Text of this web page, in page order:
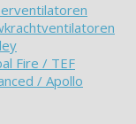
Fire / TEF
/ Apollo